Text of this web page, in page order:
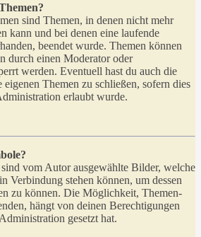
sind Themen, in denen nicht mehr
kann und bei denen eine laufende
beendet wurde. Themen können
durch einen Moderator oder
werden. Eventuell hast du auch die
Themen zu schließen, sofern dies
erlaubt wurde.
vom Autor ausgewählte Bilder, welche
Verbindung stehen können, um dessen
zu können. Die Möglichkeit, Themen-
hängt von deinen Berechtigungen
gesetzt hat.